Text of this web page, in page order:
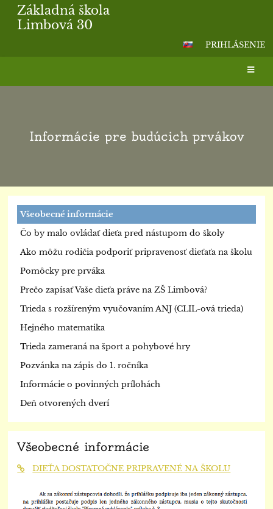
Základná škola
Limbová 30
PRIHLÁSENIE
Informácie pre budúcich prvákov
Všeobecné informácie
Čo by malo ovládať dieťa pred nástupom do školy
Ako môžu rodičia podporiť pripravenosť dieťaťa na školu
Pomôcky pre prváka
Prečo zapísať Vaše dieťa práve na ZŠ Limbová?
Trieda s rozšíreným vyučovaním ANJ (CLIL-ová trieda)
Hejného matematika
Trieda zameraná na šport a pohybové hry
Pozvánka na zápis do 1. ročníka
Informácie o povinných prílohách
Deň otvorených dverí
Všeobecné informácie
DIEŤA DOSTATOČNE PRIPRAVENÉ NA ŠKOLU